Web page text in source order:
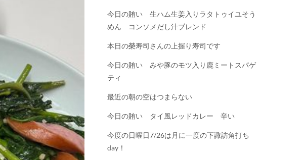
今日の賄い 生ハム生姜入りラタトゥイユそう
めん コンソメだし汁ブレンド
本日の榮寿司さんの上握り寿司です
今日の賄い みや豚のモツ入り鹿ミートスパゲ
ティ
最近の朝の空はつまらない
今日の賄い タイ風レッドカレー 辛い
今度の日曜日7/26は月に一度の下諏訪角打ち
day！